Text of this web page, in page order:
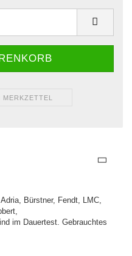
Bürstner, Fendt, LMC,
im Dauertest. Gebrauchtes